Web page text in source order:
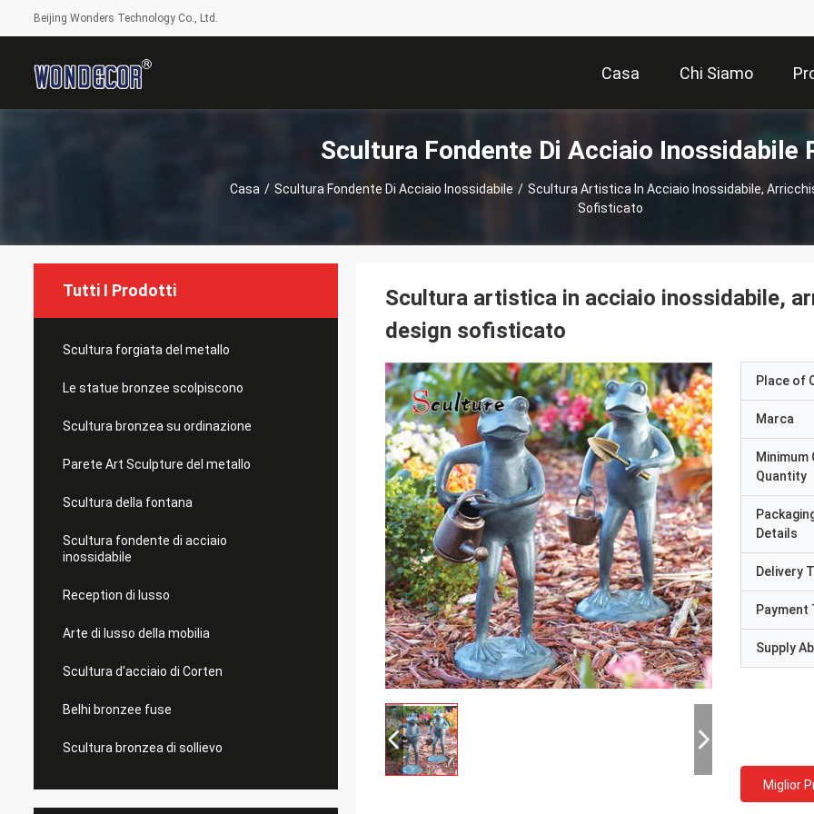
Beijing Wonders Technology Co., Ltd.
Casa Chi Siamo
Scultura Fondente Di Acciaio Inossidabile
Casa / Scultura Fondente Di Acciaio Inossidabile / Scultura Artistica In Acciaio Inossidabile,
Sofisticato
Tutti I Prodotti
Scultura forgiata del metallo
Le statue bronzee scolpiscono
Scultura bronzea su ordinazione
Parete Art Sculpture del metallo
Scultura della fontana
Scultura fondente di acciaio
inossidabile
Reception di lusso
Arte di lusso della mobilia
Scultura d'acciaio di Corten
Belhi bronzee fuse
Scultura bronzea di sollievo
Scultura artistica in acciaio inossidabile,
design sofisticato
Place of
Marca
Minimum
Quantity
Details
Delivery
Payment
Supply
Miglior